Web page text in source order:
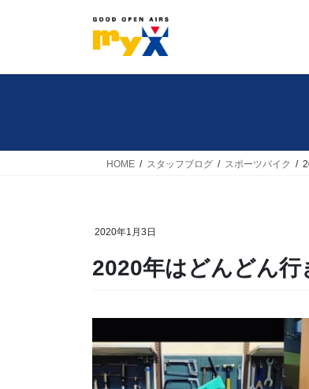
ン
ー
HOME スタッフブログ スポーツバイク
2020年1月3日
2020年はどんどん行